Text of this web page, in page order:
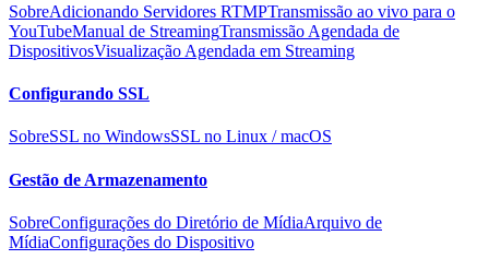
SobreAdicionando Servidores RTMPTransmissão ao vivo para o
YouTubeManual de StreamingTransmissão Agendada de
DispositivosVisualização Agendada em Streaming
Configurando SSL
SobreSSL no WindowsSSL no Linux / macOS
Gestão de Armazenamento
SobreConfigurações do Diretório de MídiaArquivo de
MídiaConfigurações do Dispositivo